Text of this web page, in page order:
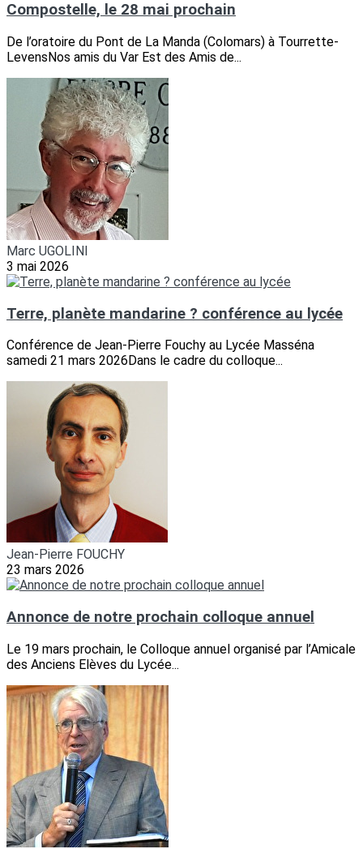
Compostelle, le 28 mai prochain
De l’oratoire du Pont de La Manda (Colomars) à Tourrette-
LevensNos amis du Var Est des Amis de...
Marc UGOLINI
3 mai 2026
Terre, planète mandarine ? conférence au lycée
Conférence de Jean-Pierre Fouchy au Lycée Masséna
samedi 21 mars 2026Dans le cadre du colloque...
Jean-Pierre FOUCHY
23 mars 2026
Annonce de notre prochain colloque annuel
Le 19 mars prochain, le Colloque annuel organisé par l’Amicale
des Anciens Elèves du Lycée...